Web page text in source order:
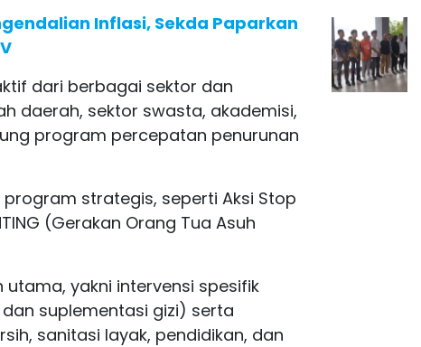
Inflasi, Sekda Paparkan
dari berbagai sektor dan
daerah, sektor swasta, akademisi,
program percepatan penurunan
strategis, seperti Aksi Stop
(Gerakan Orang Tua Asuh
yakni intervensi spesifik
suplementasi gizi) serta
sanitasi layak, pendidikan, dan